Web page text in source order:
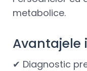
metabolice.
Avantajele
✔ Diagnostic